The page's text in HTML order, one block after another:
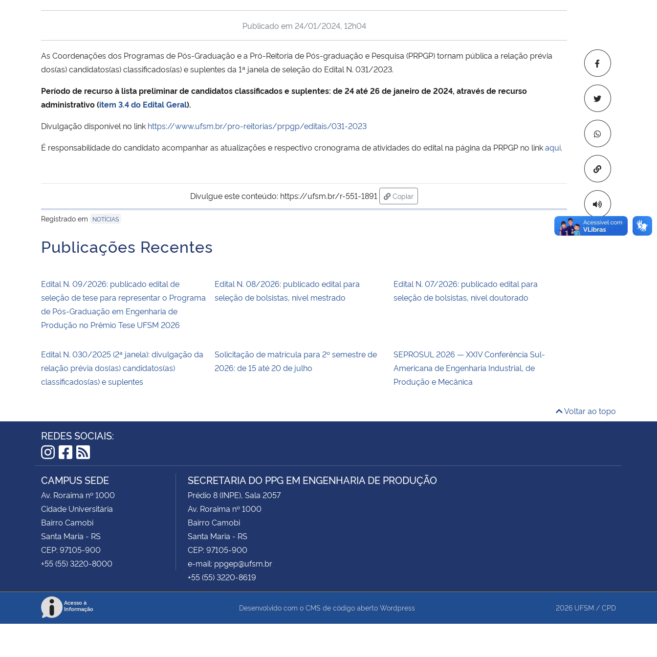
Copiar para
Publicado em 24/01/2024, 12h04
As Coordenações dos Programas de Pós-Graduação e a Pró-Reitoria de Pós-graduação e Pesquisa (PRPGP) tornam pública a relação prévia
dos(as) candidatos(as) classificados(as) e suplentes da 1ª janela de seleção do Edital N. 031/2023.
Período de recurso à lista preliminar de candidatos classificados e suplentes: de 24 até 26 de janeiro de 2024, através de recurso
administrativo (item 3.4 do Edital Geral).
Divulgação disponível no link https://www.ufsm.br/pro-reitorias/prpgp/editais/031-2023
É responsabilidade do candidato acompanhar as atualizações e respectivo cronograma de atividades do edital na página da PRPGP no linkaqui.
Divulgue este conteúdo: https://ufsm.br/r-551-1891
Copiar
para área de transferência
Registrado em
NOTÍCIAS
Publicações Recentes
Edital N. 09/2026: publicado edital de
seleção de tese para representar o Programa
de Pós-Graduação em Engenharia de
Produção no Prêmio Tese UFSM 2026
Edital N. 08/2026: publicado edital para
seleção de bolsistas, nível mestrado
Edital N. 07/2026: publicado edital para
seleção de bolsistas, nível doutorado
Edital N. 030/2025 (2ª janela): divulgação da
relação prévia dos(as) candidatos(as)
classificados(as) e suplentes
Solicitação de matrícula para 2º semestre de
2026: de 15 até 20 de julho
SEPROSUL 2026 — XXIV Conferência Sul-
Americana de Engenharia Industrial, de
Produção e Mecânica
Voltar ao topo
REDES SOCIAIS:
Instagram
Facebook
RSS
CAMPUS SEDE
Av. Roraima nº 1000
Cidade Universitária
Bairro Camobi
Santa Maria - RS
CEP: 97105-900
+55 (55) 3220-8000
SECRETARIA DO PPG EM ENGENHARIA DE PRODUÇÃO
Prédio 8 (INPE), Sala 2057
Av. Roraima nº 1000
Bairro Camobi
Santa Maria - RS
CEP: 97105-900
e-mail: ppgep@ufsm.br
+55 (55) 3220-8619
Acesso à
Informação
Desenvolvido com o CMS de código aberto Wordpress 2026 UFSM / CPD